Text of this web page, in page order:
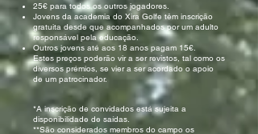
25€ para todos os outros jogadores.
Jovens da academia do Xira Golfe têm inscrição
gratuita desde que acompanhados por um adulto
responsável pela educação.
Outros jovens até aos 18 anos pagam 15€.
Estes preços poderão vir a ser revistos, tal como os
diversos prémios, se vier a ser acordado o apoio
de um patrocinador.
*A inscrição de convidados está sujeita a
disponibilidade de saídas.
**São considerados membros do campo os